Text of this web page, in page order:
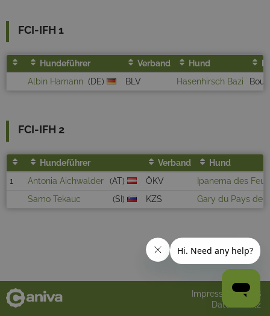
FCI-IFH 1
Hundeführer Verband Hund
Albin Hamann (DE) BLV Hasenhirsch Bazi
FCI-IFH 2
Hundeführer Verband
Hund
1
Antonia Aichwalder (AT) ÖKV
Ipanema des
Samo Tekauc
(SI) KZS Gary du Pays des
Impressum
AGB
Datenschutz